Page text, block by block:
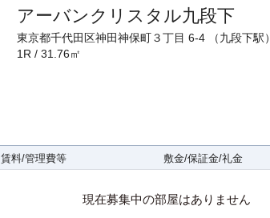
アーバンクリスタル九段下
東京都千代田区神田神保町３丁目 6-4 （九段下駅）
1R / 31.76㎡
賃料/管理費等 敷金/保証金/礼金
現在募集中の部屋はありません